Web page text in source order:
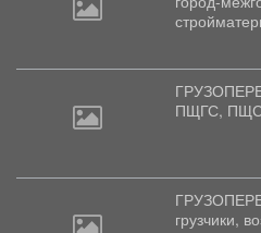
ПЩГС,
грузчики,